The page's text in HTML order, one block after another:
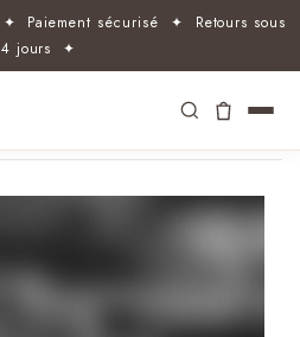
Paiement sécurisé ✦ Retours sous
jours ✦